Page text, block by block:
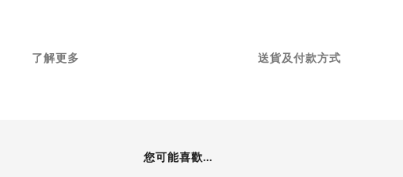
了解更多 送貨及付款方式
您可能喜歡...